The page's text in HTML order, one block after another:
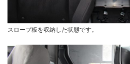
スロープ板を収納した状態です。